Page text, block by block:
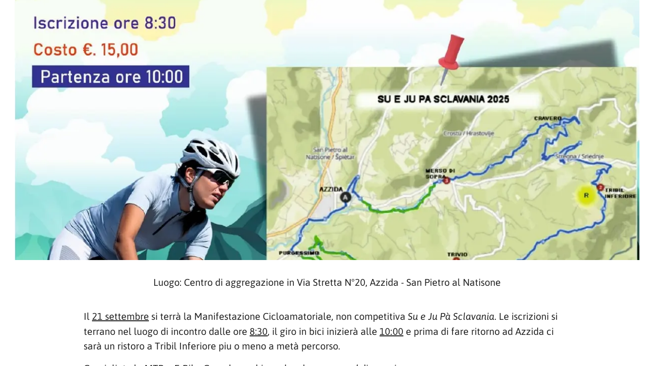
Luogo: Centro di aggregazione in Via Stretta N°20, Azzida - San Pietro al Natisone
Il 21 settembre si terrà la Manifestazione Cicloamatoriale, non competitiva Su e Ju Pà Sclavania. Le iscrizioni si
terrano nel luogo di incontro dalle ore 8:30, il giro in bici inizierà alle 10:00 e prima di fare ritorno ad Azzida ci
sarà un ristoro a Tribil Inferiore piu o meno a metà percorso.